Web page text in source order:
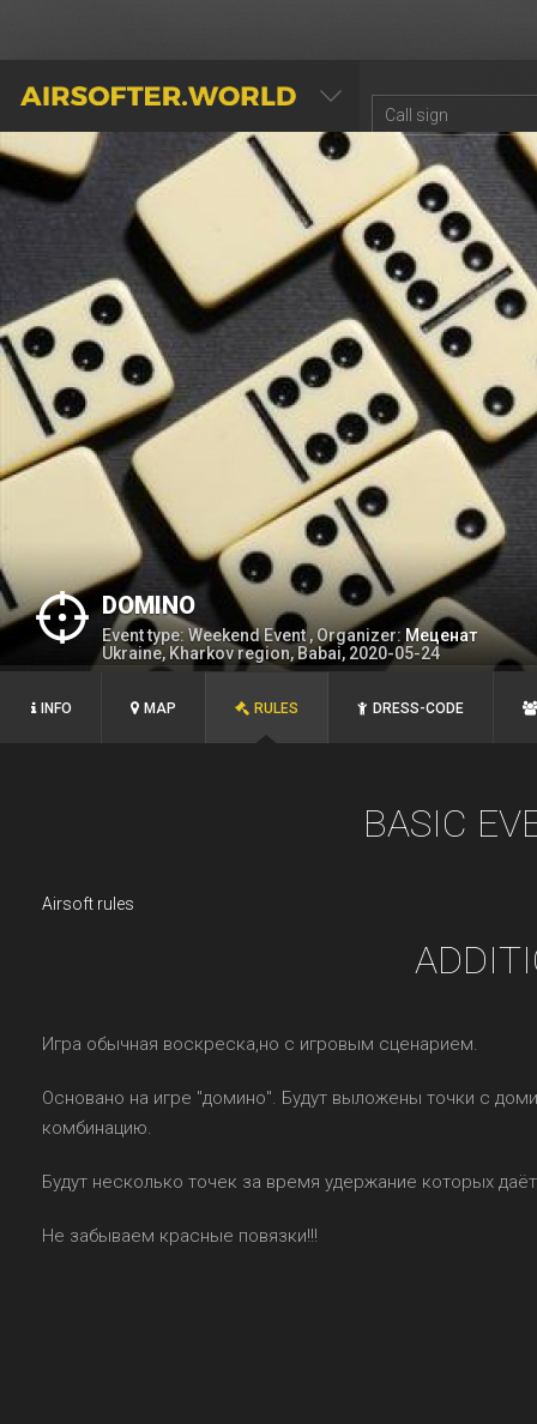
AIRSOFTER.WORLD
DOMINO
Event type: Weekend Event , Organizer: Меценат
Ukraine, Kharkov region, Babai, 2020-05-24
INFO MAP RULES DRESS-CODE
BASIC
Airsoft rules
Игра обычная воскреска,но с игровым сценарием.
Основано на игре "домино". Будут выложены точки с
комбинацию.
Будут несколько точек за время удержание которых
Не забываем красные повязки!!!